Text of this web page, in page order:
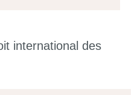
international des